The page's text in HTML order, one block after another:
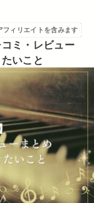
フィリエイトを含みます
ミ・レビュー
いこと